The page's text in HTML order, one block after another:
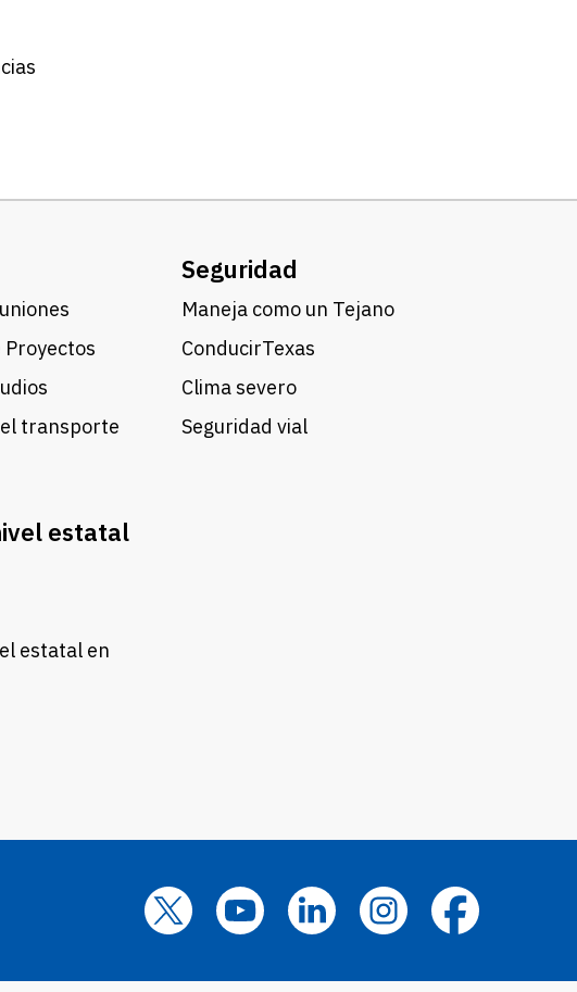
Proyectos
transporte
Seguridad
Maneja como un Tejano
ConducirTexas
Clima severo
Seguridad vial
estatal
estatal en